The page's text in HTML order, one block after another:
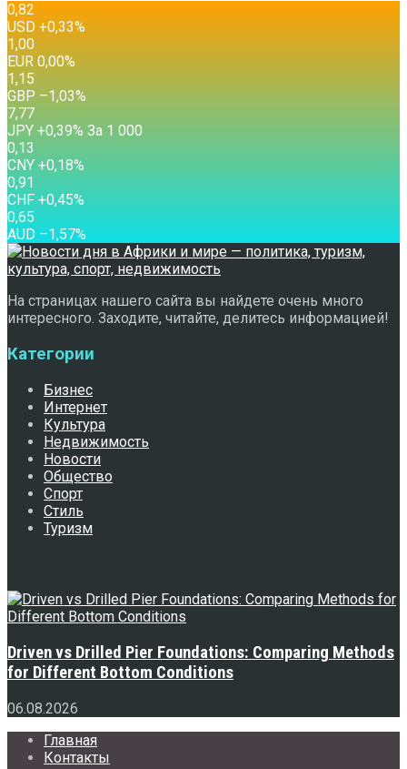
0,82
USD +0,33%
1,00
EUR 0,00%
1,15
GBP –1,03%
7,77
JPY +0,39% За 1 000
0,13
CNY +0,18%
0,91
CHF +0,45%
0,65
AUD –1,57%
На страницах нашего сайта вы найдете очень много
интересного. Заходите, читайте, делитесь информацией!
Категории
Бизнес
Интернет
Культура
Недвижимость
Новости
Общество
Спорт
Стиль
Туризм
Driven vs Drilled Pier Foundations: Comparing Methods
for Different Bottom Conditions
06.08.2026
Главная
Контакты